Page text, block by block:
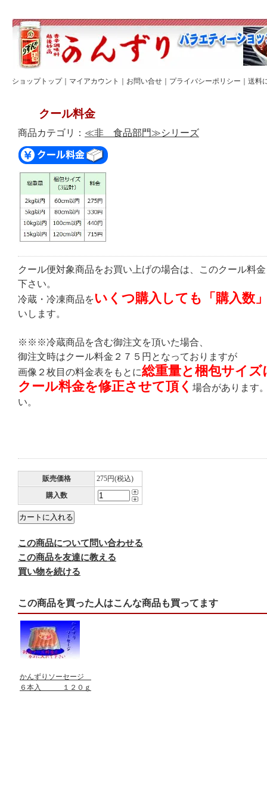
ショップトップ｜ マイアカウント お問い合せ プライバシーポリシー 送料
クール料金
商品カテゴリ： ≪非 食品部門≫シリーズ
クール便対象商品をお買い上げの場合は、このクール料
下さい。
冷蔵・冷凍商品をいくつ購入しても「購入数
いします。
※※※冷蔵商品を含む御注文を頂いた場合、
御注文時はクール料金２７５円となっておりますが
画像２枚目の料金表をもとに総重量と梱包サイズ
クール料金を修正させて頂く 場合があります
い。
販売価格
275円(税込)
購入数
この商品について問い合わせる
この商品を友達に教える
買い物を続ける
この商品を買った人はこんな商品も買ってます
かんずりソーセージ
６本入 １２０ｇ